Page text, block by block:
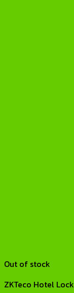
Out of stock
ZKTeco Hotel Lock